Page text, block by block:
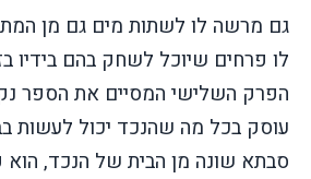
גם מרשה לו לשתות מים גם מן
לו פרחים שיוכל לשחק בהם בידיו
הפרק השלישי המסיים את הספר
עוסק בכל מה שהנכד יכול לעשות
סבתא שונה מן הבית של הנכד, הוא